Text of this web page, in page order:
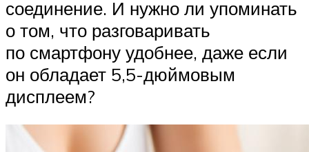
соединение. И нужно ли упоминать
о том, что разговаривать
по смартфону удобнее, даже если
он обладает 5,5-дюймовым
дисплеем?